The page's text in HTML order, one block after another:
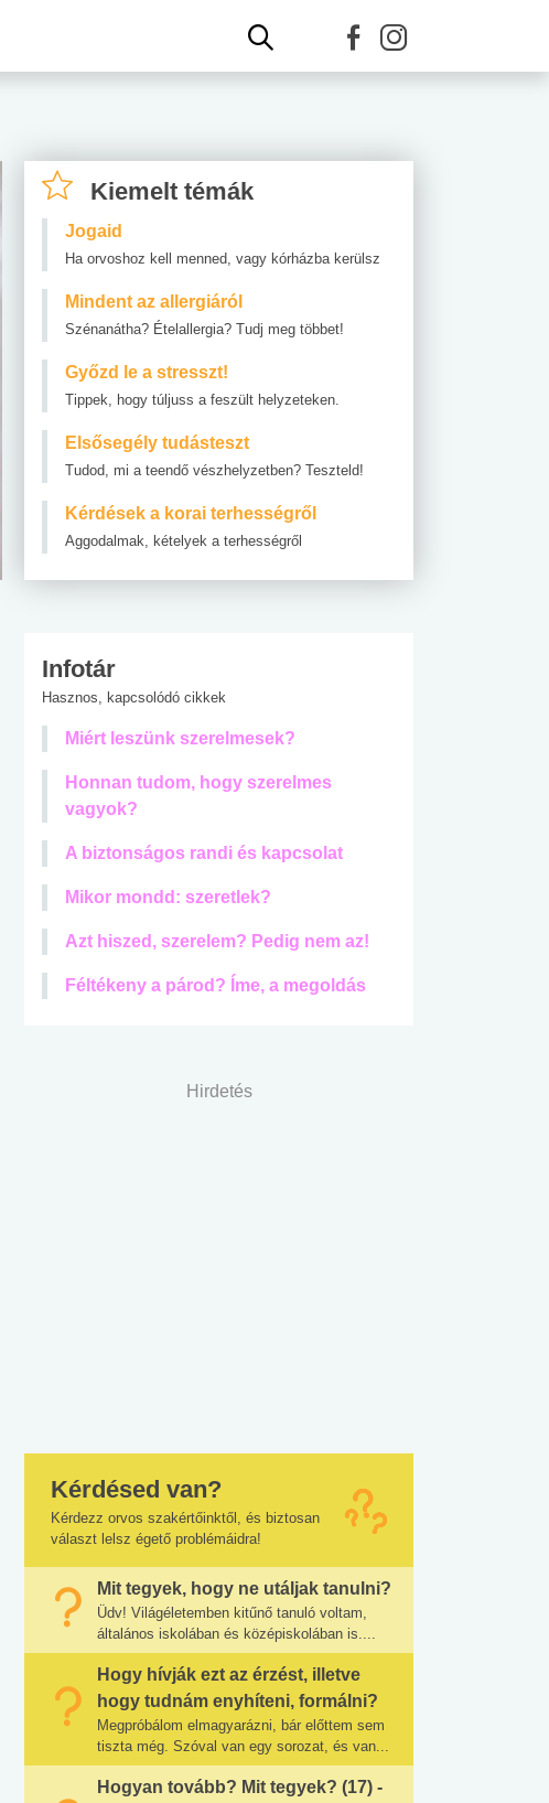
Kiemelt témák
Jogaid
Ha orvoshoz kell menned, vagy kórházba kerülsz
Mindent az allergiáról
Szénanátha? Ételallergia? Tudj meg többet!
Győzd le a stresszt!
Tippek, hogy túljuss a feszült helyzeteken.
Elsősegély tudásteszt
Tudod, mi a teendő vészhelyzetben? Teszteld!
Kérdések a korai terhességről
Aggodalmak, kételyek a terhességről
Infotár
Hasznos, kapcsolódó cikkek
Miért leszünk szerelmesek?
Honnan tudom, hogy szerelmes
vagyok?
A biztonságos randi és kapcsolat
Mikor mondd: szeretlek?
Azt hiszed, szerelem? Pedig nem az!
Féltékeny a párod? Íme, a megoldás
Hirdetés
Kérdésed van?
Kérdezz orvos szakértőinktől, és biztosan
választ lelsz égető problémáidra!
Mit tegyek, hogy ne utáljak tanulni?
Üdv! Világéletemben kitűnő tanuló voltam,
általános iskolában és középiskolában is....
Hogy hívják ezt az érzést, illetve
hogy tudnám enyhíteni, formálni?
Megpróbálom elmagyarázni, bár előttem sem
tiszta még. Szóval van egy sorozat, és van...
Hogyan tovább? Mit tegyek? (17) -